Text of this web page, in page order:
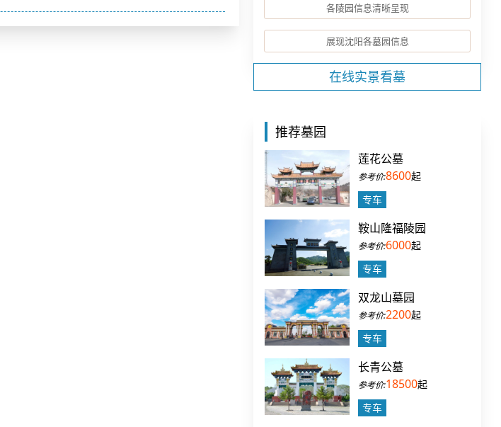
各陵园信息清晰呈现
展现沈阳各墓园信息
在线实景看墓
推荐墓园
莲花公墓
8600起
专车
鞍山隆福陵园
6000起
专车
双龙山墓园
2200起
专车
长青公墓
18500起
专车